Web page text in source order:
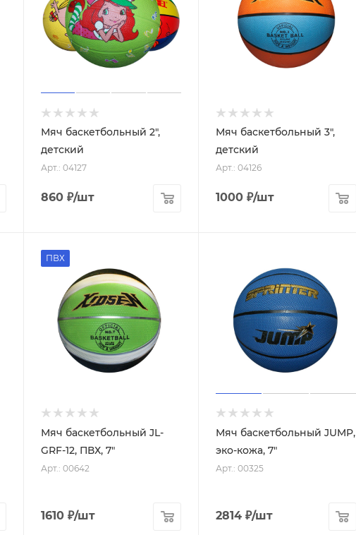
Мяч баскетбольный 2",
детский
Арт.: 04127
860₽/шт
Мяч баскетбольный 3",
детский
Арт.: 04126
1000 ₽/шт
ПВХ
Мяч баскетбольный JL-
GRF-12, ПВХ, 7"
Арт.: 00642
1610₽/шт
Мяч баскетбольный JUMP,
эко-кожа, 7"
Арт.: 00325
2814 ₽/шт